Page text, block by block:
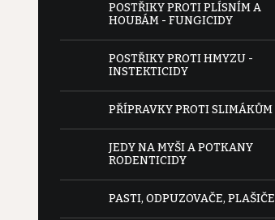
POSTŘIKY PROTI PLÍSNÍM A
HOUBÁM - FUNGICIDY
POSTŘIKY PROTI HMYZU -
INSTEKTICIDY
PŘÍPRAVKY PROTI SLIMÁKŮM
JEDY NA MYŠI A POTKANY
RODENTICIDY
PASTI, ODPUZOVAČE, PLAŠIČE